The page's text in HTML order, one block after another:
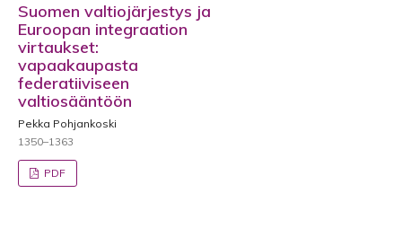
Suomen valtiojärjestys ja
Euroopan integraation
virtaukset:
vapaakaupasta
federatiiviseen
valtiosääntöön
Pekka Pohjankoski
1350–1363
PDF